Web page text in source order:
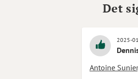
Det
2025-
Antoine